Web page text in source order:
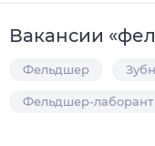
Вакансии «
Фельдшер
Фельдшер-лаборант